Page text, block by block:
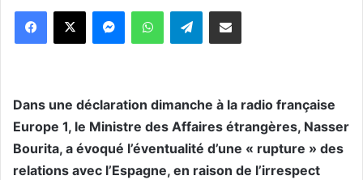
WhatsApp Telegram
Dans une déclaration dimanche à la radio française
Europe 1, le Ministre des Affaires étrangères, Nasser
Bourita, a évoqué l’éventualité d’une « rupture » des
relations avec l’Espagne, en raison de l’irrespect